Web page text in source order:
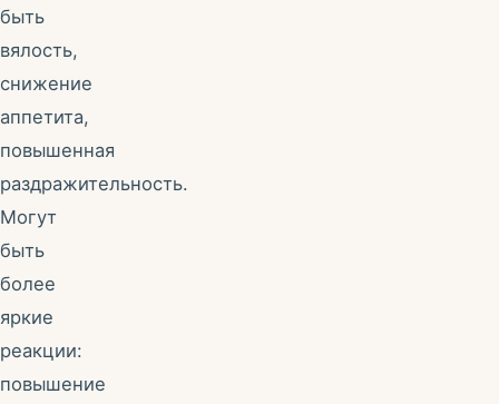
быть
вялость,
снижение
аппетита,
повышенная
раздражительность.
Могут
быть
более
яркие
реакции:
повышение